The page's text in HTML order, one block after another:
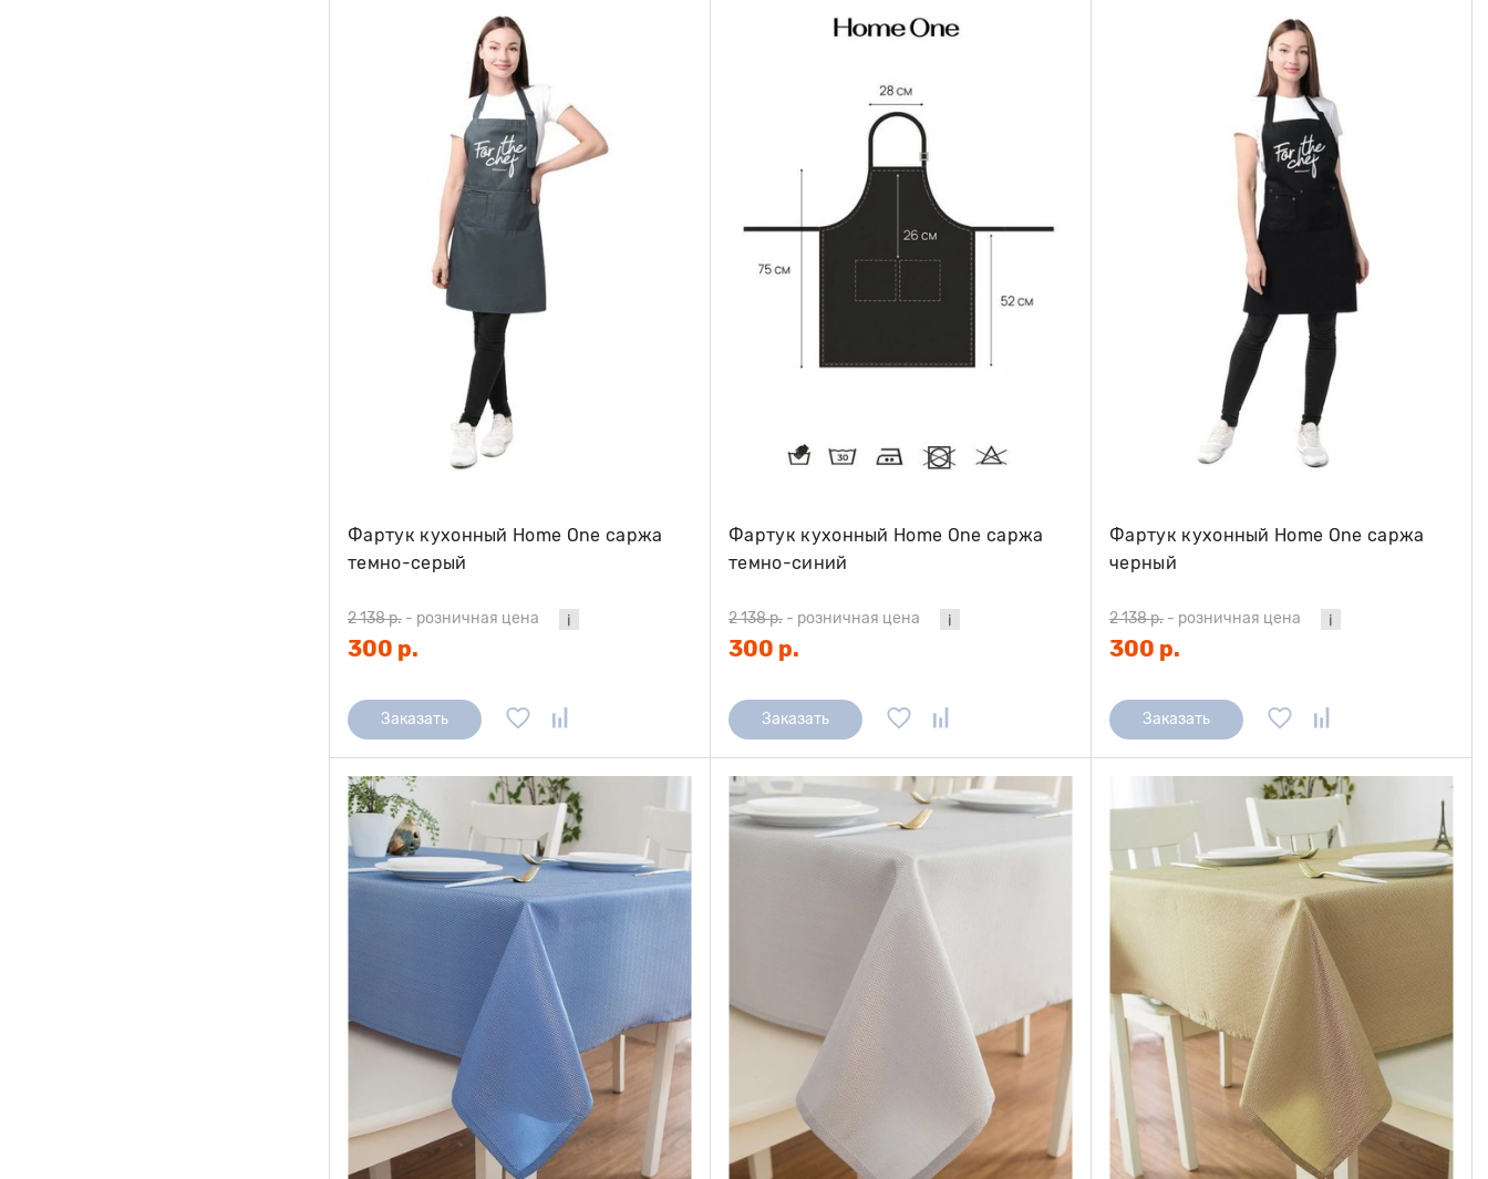
Фартук кухонный Home One саржа
темно-серый
2 138 р. - розничная цена
300 р.
Заказать
Фартук кухонный Home One саржа
темно-синий
2 138 р. - розничная цена
300 р.
Заказать
Фартук кухонный Home One саржа
черный
2 138 р. - розничная цена
300 р.
Заказать